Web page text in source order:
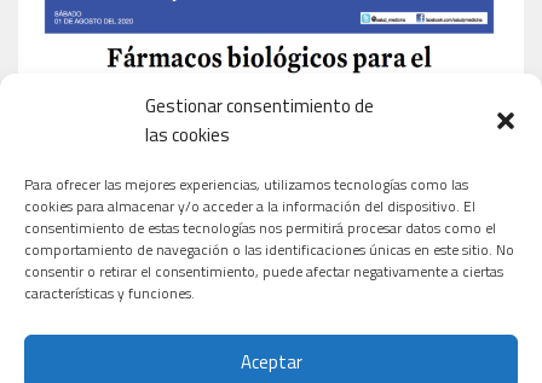
Gestionar consentimiento de
las cookies
Para ofrecer las mejores experiencias, utilizamos tecnologías como las
cookies para almacenar y/o acceder a la información del dispositivo. El
consentimiento de estas tecnologías nos permitirá procesar datos como el
comportamiento de navegación o las identificaciones únicas en este sitio. No
consentir o retirar el consentimiento, puede afectar negativamente a ciertas
características y funciones.
Aceptar